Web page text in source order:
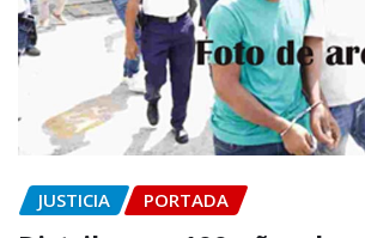
JUSTICIA PORTADA